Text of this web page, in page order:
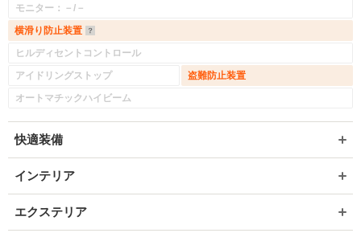
モニター：－/－
横滑り防止装置
ヒルディセントコントロール
アイドリングストップ
盗難防止装置
オートマチックハイビーム
快適装備
インテリア
エクステリア